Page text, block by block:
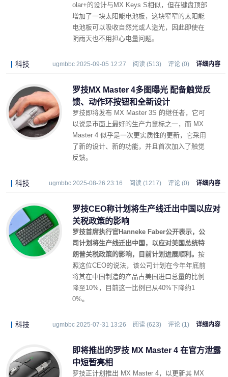
olar+的设计与MX Keys S相似，但在键盘顶部
增加了一块太阳能电池板，这块窄窄的太阳能
电池板可以吸收自然光或人造光，因此即使在
阴雨天也不用担心电量问题。
科技 ugmbbc 2025-09-05 12:27 阅读 (513) 评论 (0) 详细内容
罗技MX Master 4多图曝光 配备触觉反
馈、动作环按钮和全新设计
罗技即将发布 MX Master 3S 的继任者，它可
以说是市面上最好的生产力鼠标之一，而 MX
Master 4 似乎是一次更实质性的更新，它采用
了新的设计、新的功能，并且首次加入了触觉
反馈。
科技 ugmbbc 2025-08-26 23:16 阅读 (1217) 评论 (0) 详细内容
罗技CEO称计划将生产线迁出中国以应对
关税政策的影响
罗技首席执行官Hanneke Faber公开表示，公
司计划将生产线迁出中国，以应对美国总统特
朗普关税政策的影响，目前计划进展顺利。 按
照这位CEO的说法，该公司计划在今年年底前
将其在中国制造的产品占美国进口总量的比例
降至10%，目前这一比例已从40%下降约1
0%。
科技 ugmbbc 2025-07-31 13:26 阅读 (623) 评论 (1) 详细内容
即将推出的罗技 MX Master 4 在官方泄露
中短暂亮相
罗技正计划推出 MX Master 4，以更新其 MX